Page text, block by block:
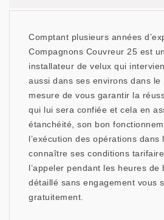
Comptant plusieurs années
Compagnons Couvreur 25 est
installateur de velux qui
aussi dans ses environs dans le
mesure de vous garantir la
qui lui sera confiée et cela en
étanchéité, son bon
l’exécution des opérations dans
connaître ses conditions
l’appeler pendant les heures de
détaillé sans engagement vous
gratuitement.